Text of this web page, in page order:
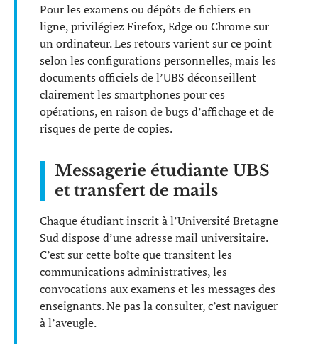
Pour les examens ou dépôts de fichiers en
ligne, privilégiez Firefox, Edge ou Chrome sur
un ordinateur. Les retours varient sur ce point
selon les configurations personnelles, mais les
documents officiels de l’UBS déconseillent
clairement les smartphones pour ces
opérations, en raison de bugs d’affichage et de
risques de perte de copies.
Messagerie étudiante UBS
et transfert de mails
Chaque étudiant inscrit à l’Université Bretagne
Sud dispose d’une adresse mail universitaire.
C’est sur cette boîte que transitent les
communications administratives, les
convocations aux examens et les messages des
enseignants. Ne pas la consulter, c’est naviguer
à l’aveugle.